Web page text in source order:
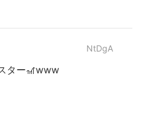
NtDgA
ター🎢www